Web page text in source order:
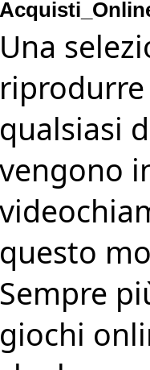
Una
qualsiasi
vengono
questo
Sempre
giochi